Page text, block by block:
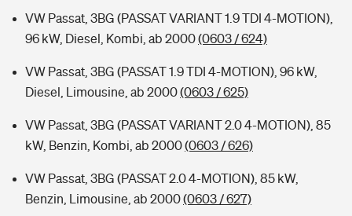
VW Passat, 3BG (PASSAT VARIANT 1.9 TDI 4-MOTION),
96 kW, Diesel, Kombi, ab 2000(0603 / 624)
VW Passat, 3BG (PASSAT 1.9 TDI 4-MOTION), 96 kW,
Diesel, Limousine, ab 2000(0603 / 625)
VW Passat, 3BG (PASSAT VARIANT 2.0 4-MOTION), 85
kW, Benzin, Kombi, ab 2000(0603 / 626)
VW Passat, 3BG (PASSAT 2.0 4-MOTION), 85 kW,
Benzin, Limousine, ab 2000(0603 / 627)